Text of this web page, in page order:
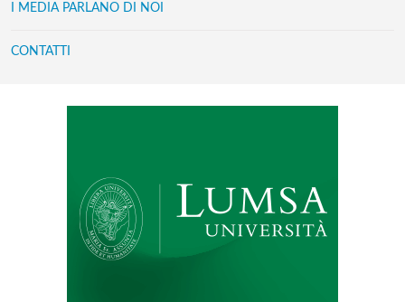
I MEDIA PARLANO DI NOI
CONTATTI